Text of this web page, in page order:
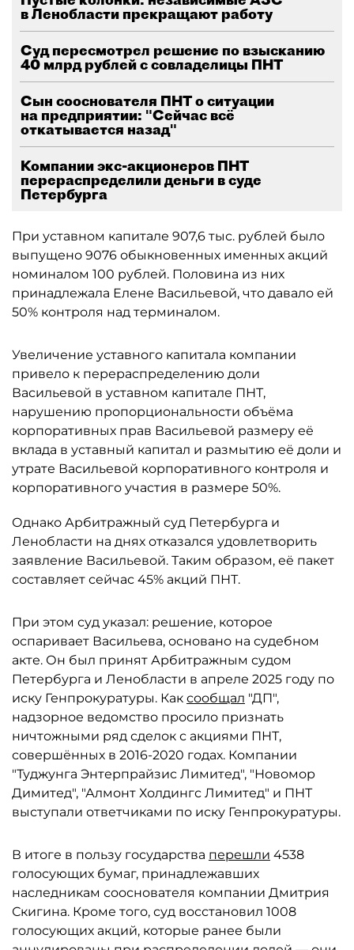
в Ленобласти прекращают работу
Суд пересмотрел решение по взысканию
40 млрд рублей с совладелицы ПНТ
Сын сооснователя ПНТ о ситуации
на предприятии: "Сейчас всё
откатывается назад"
Компании экс-акционеров ПНТ
перераспределили деньги в суде
Петербурга
При уставном капитале 907,6 тыс. рублей было
выпущено 9076 обыкновенных именных акций
номиналом 100 рублей. Половина из них
принадлежала Елене Васильевой, что давало ей
50% контроля над терминалом.
Увеличение уставного капитала компании
привело к перераспределению доли
Васильевой в уставном капитале ПНТ,
нарушению пропорциональности объёма
корпоративных прав Васильевой размеру её
вклада в уставный капитал и размытию её доли и
утрате Васильевой корпоративного контроля и
корпоративного участия в размере 50%.
Однако Арбитражный суд Петербурга и
Ленобласти на днях отказался удовлетворить
заявление Васильевой. Таким образом, её пакет
составляет сейчас 45% акций ПНТ.
При этом суд указал: решение, которое
оспаривает Васильева, основано на судебном
акте. Он был принят Арбитражным судом
Петербурга и Ленобласти в апреле 2025 году по
иску Генпрокуратуры. Как сообщал "ДП",
надзорное ведомство просило признать
ничтожными ряд сделок с акциями ПНТ,
совершённых в 2016-2020 годах. Компании
"Туджунга Энтерпрайзис Лимитед", "Новомор
Димитед", "Алмонт Холдингс Лимитед" и ПНТ
выступали ответчиками по иску Генпрокуратуры.
В итоге в пользу государства перешли 4538
голосующих бумаг, принадлежавших
наследникам сооснователя компании Дмитрия
Скигина. Кроме того, суд восстановил 1008
голосующих акций, которые ранее были